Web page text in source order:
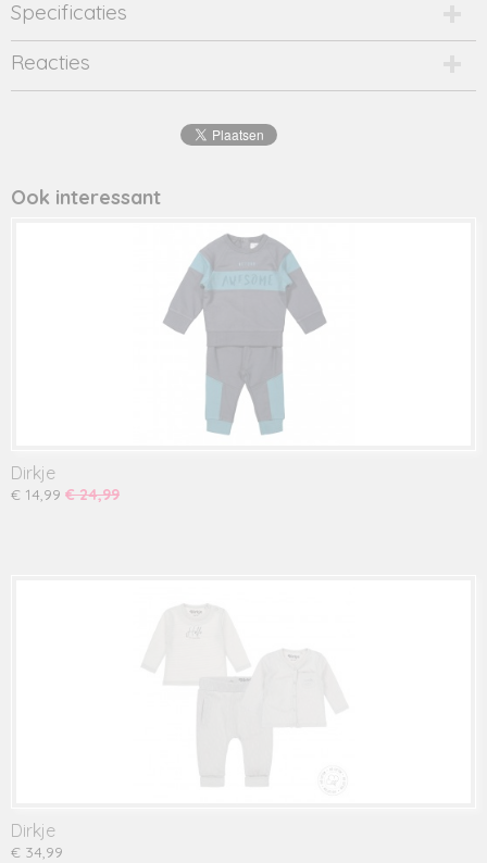
Specificaties
Productcode
1896-10738
Productcode leverancier
Reacties
Ook interessant
Dirkje
€ 14,99 € 24,99
Dirkje
€ 34,99